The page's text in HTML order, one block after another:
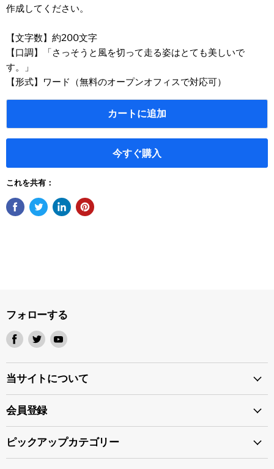
作成してください。
【文字数】約200文字
【口調】「さっそうと風を切って走る姿はとても美しいで
す。」
【形式】ワード（無料のオープンオフィスで対応可）
カートに追加
今すぐ購入
これを共有：
フォローする
Facebook
見
つ
て
く
さ
い
Twitter
見
つ
て
く
さ
い
Youtube
見
つ
さ
い
当サイトについて
会員登録
ピックアップカテゴリー